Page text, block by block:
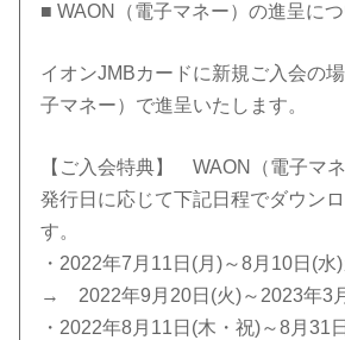
■ WAON（電子マネー）の進呈に
イオンJMBカードに新規ご入会の
子マネー）で進呈いたします。
【ご入会特典】 WAON（電子マ
発行日に応じて下記日程でダウン
す。
・2022年7月11日(月)～8月10日(
→ 2022年9月20日(火)～2023年3
・2022年8月11日(木・祝)～8月31